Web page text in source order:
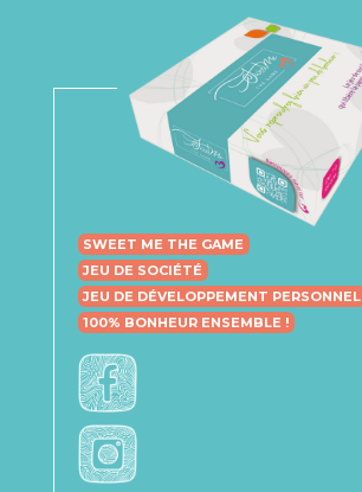
SWEET ME THE GAME
JEU DE SOCIÉTÉ
JEU DE DÉVELOPPEMENT PERSONNEL
100% BONHEUR ENSEMBLE !